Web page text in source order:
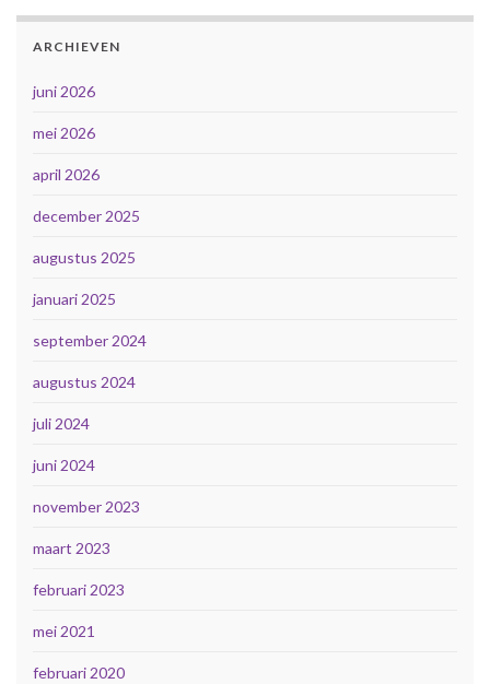
ARCHIEVEN
juni 2026
mei 2026
april 2026
december 2025
augustus 2025
januari 2025
september 2024
augustus 2024
juli 2024
juni 2024
november 2023
maart 2023
februari 2023
mei 2021
februari 2020